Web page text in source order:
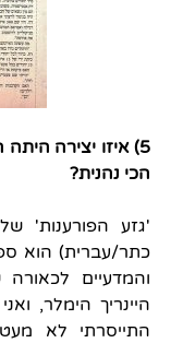
5) איזו יצירה
הכי נהנית?
כתר/עברית) הוא
והמדעיים
היינריך הימלר,
התייסרתי לא